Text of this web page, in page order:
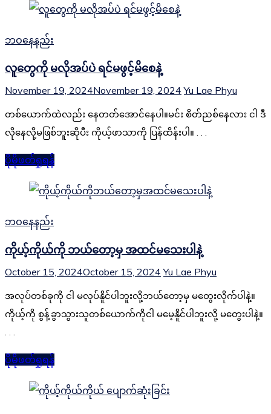
ဘဝနေနည်း
လူတွေကို မလိုအပ်ပဲ ရင်မဖွင့်မိစေနဲ့
November 19, 2024November 19, 2024 Yu Lae Phyu
တစ်ယောက်ထဲလည်း နေတတ်အောင်နေပါ။မင်း စိတ်ညစ်နေလား ငါ ဒီ
လိုနေလို့မဖြစ်ဘူးဆိုပီး ကိုယ့်ဖာသာကို ပြန်ထိန်းပါ။ . . .
ပိုမိုဖတ်ရှုရန်
ဘဝနေနည်း
ကိုယ့်ကိုယ်ကို ဘယ်တော့မှ အထင်မသေးပါနဲ့
October 15, 2024October 15, 2024 Yu Lae Phyu
အလုပ်တစ်ခုကို ငါ မလုပ်နိူင်ပါဘူးလို့ဘယ်တော့မှ မတွေးလိုက်ပါနဲ့။
ကိုယ့်ကို စွန့်ခွာသွားသူတစ်ယောက်ကိုငါ မမေ့နိူင်ပါဘူးလို့ မတွေးပါနဲ့။
. . .
ပိုမိုဖတ်ရှုရန်